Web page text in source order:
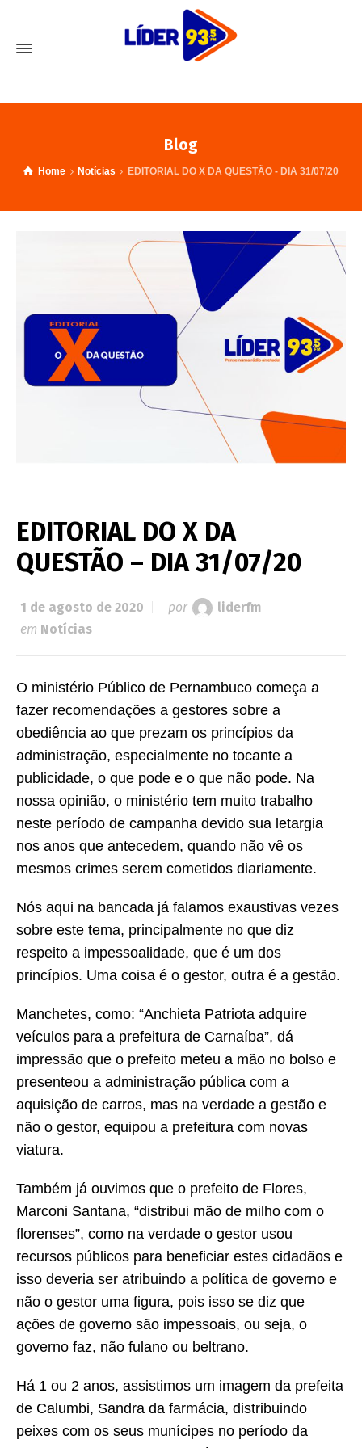
Blog
Home Notícias EDITORIAL DO X DA QUESTÃO - DIA 31/07/20
EDITORIAL DO X DA
QUESTÃO – DIA 31/07/20
1 de agosto de 2020 por
liderfm
em Notícias
O ministério Público de Pernambuco começa a
fazer recomendações a gestores sobre a
obediência ao que prezam os princípios da
administração, especialmente no tocante a
publicidade, o que pode e o que não pode. Na
nossa opinião, o ministério tem muito trabalho
neste período de campanha devido sua letargia
nos anos que antecedem, quando não vê os
mesmos crimes serem cometidos diariamente.
Nós aqui na bancada já falamos exaustivas vezes
sobre este tema, principalmente no que diz
respeito a impessoalidade, que é um dos
princípios. Uma coisa é o gestor, outra é a gestão.
Manchetes, como: “Anchieta Patriota adquire
veículos para a prefeitura de Carnaíba”, dá
impressão que o prefeito meteu a mão no bolso e
presenteou a administração pública com a
aquisição de carros, mas na verdade a gestão e
não o gestor, equipou a prefeitura com novas
viatura.
Também já ouvimos que o prefeito de Flores,
Marconi Santana, “distribui mão de milho com o
florenses”, como na verdade o gestor usou
recursos públicos para beneficiar estes cidadãos e
isso deveria ser atribuindo a política de governo e
não o gestor uma figura, pois isso se diz que
ações de governo são impessoais, ou seja, o
governo faz, não fulano ou beltrano.
Há 1 ou 2 anos, assistimos um imagem da prefeita
de Calumbi, Sandra da farmácia, distribuindo
peixes com os seus munícipes no período da